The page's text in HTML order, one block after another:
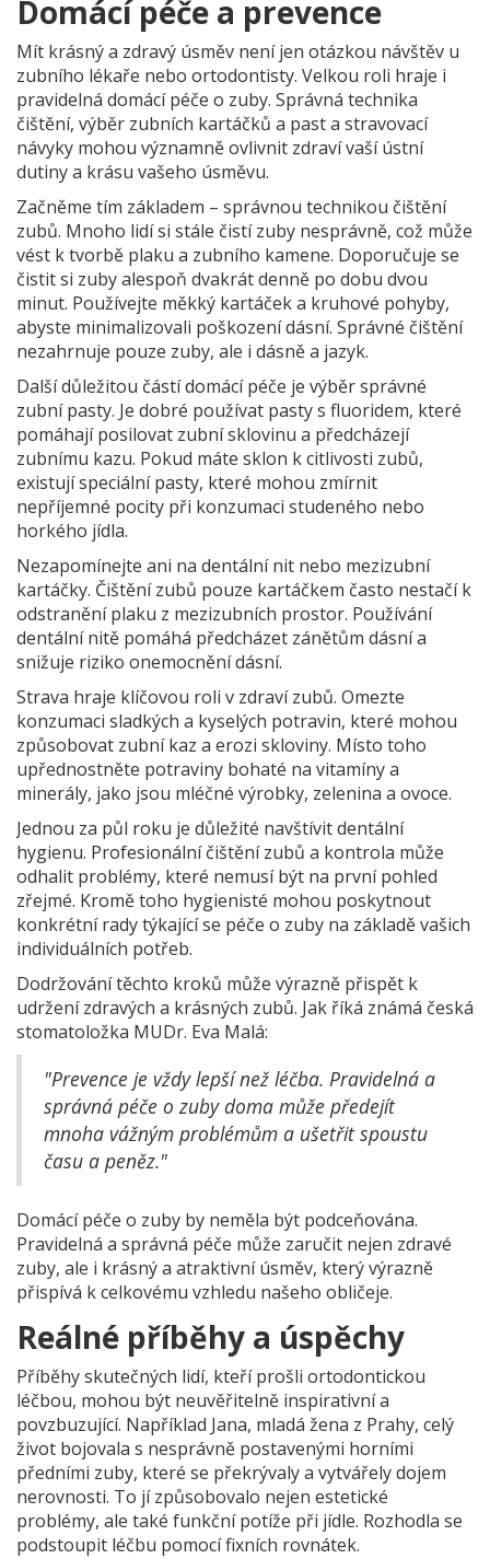
Domácí péče a prevence
Mít krásný a zdravý úsměv není jen otázkou návštěv u
zubního lékaře nebo ortodontisty. Velkou roli hraje i
pravidelná domácí péče o zuby. Správná technika
čištění, výběr zubních kartáčků a past a stravovací
návyky mohou významně ovlivnit zdraví vaší ústní
dutiny a krásu vašeho úsměvu.
Začněme tím základem – správnou technikou čištění
zubů. Mnoho lidí si stále čistí zuby nesprávně, což může
vést k tvorbě plaku a zubního kamene. Doporučuje se
čistit si zuby alespoň dvakrát denně po dobu dvou
minut. Používejte měkký kartáček a kruhové pohyby,
abyste minimalizovali poškození dásní. Správné čištění
nezahrnuje pouze zuby, ale i dásně a jazyk.
Další důležitou částí domácí péče je výběr správné
zubní pasty. Je dobré používat pasty s fluoridem, které
pomáhají posilovat zubní sklovinu a předcházejí
zubnímu kazu. Pokud máte sklon k citlivosti zubů,
existují speciální pasty, které mohou zmírnit
nepříjemné pocity při konzumaci studeného nebo
horkého jídla.
Nezapomínejte ani na dentální nit nebo mezizubní
kartáčky. Čištění zubů pouze kartáčkem často nestačí k
odstranění plaku z mezizubních prostor. Používání
dentální nitě pomáhá předcházet zánětům dásní a
snižuje riziko onemocnění dásní.
Strava hraje klíčovou roli v zdraví zubů. Omezte
konzumaci sladkých a kyselých potravin, které mohou
způsobovat zubní kaz a erozi skloviny. Místo toho
upřednostněte potraviny bohaté na vitamíny a
minerály, jako jsou mléčné výrobky, zelenina a ovoce.
Jednou za půl roku je důležité navštívit dentální
hygienu. Profesionální čištění zubů a kontrola může
odhalit problémy, které nemusí být na první pohled
zřejmé. Kromě toho hygienisté mohou poskytnout
konkrétní rady týkající se péče o zuby na základě vašich
individuálních potřeb.
Dodržování těchto kroků může výrazně přispět k
udržení zdravých a krásných zubů. Jak říká známá česká
stomatoložka MUDr. Eva Malá:
"Prevence je vždy lepší než léčba. Pravidelná a
správná péče o zuby doma může předejít
mnoha vážným problémům a ušetřit spoustu
času a peněz."
Domácí péče o zuby by neměla být podceňována.
Pravidelná a správná péče může zaručit nejen zdravé
zuby, ale i krásný a atraktivní úsměv, který výrazně
přispívá k celkovému vzhledu našeho obličeje.
Reálné příběhy a úspěchy
Příběhy skutečných lidí, kteří prošli ortodontickou
léčbou, mohou být neuvěřitelně inspirativní a
povzbuzující. Například Jana, mladá žena z Prahy, celý
život bojovala s nesprávně postavenými horními
předními zuby, které se překrývaly a vytvářely dojem
nerovnosti. To jí způsobovalo nejen estetické
problémy, ale také funkční potíže při jídle. Rozhodla se
podstoupit léčbu pomocí fixních rovnátek.